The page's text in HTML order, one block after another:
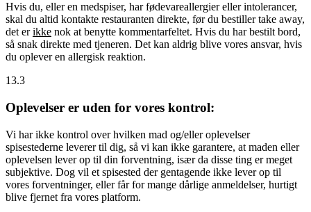
Hvis du, eller en medspiser, har fødevareallergier eller intolerancer,
skal du altid kontakte restauranten direkte, før du bestiller take away,
det erikke nok at benytte kommentarfeltet. Hvis du har bestilt bord,
så snak direkte med tjeneren. Det kan aldrig blive vores ansvar, hvis
du oplever en allergisk reaktion.
13.3
Oplevelser er uden for vores kontrol:
Vi har ikke kontrol over hvilken mad og/eller oplevelser
spisestederne leverer til dig, så vi kan ikke garantere, at maden eller
oplevelsen lever op til din forventning, især da disse ting er meget
subjektive. Dog vil et spisested der gentagende ikke lever op til
vores forventninger, eller får for mange dårlige anmeldelser, hurtigt
blive fjernet fra vores platform.